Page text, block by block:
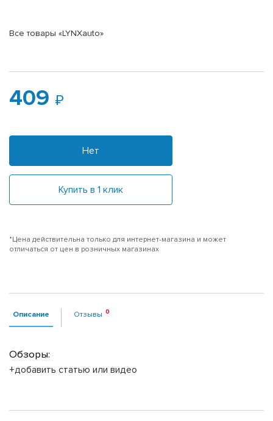
Все товары «LYNXauto»
409
Нет
Купить в 1 клик
*Цена действительна только для интернет-магазина и может
отличаться от цен в розничных магазинах
Описание Отзывы
Обзоры:
+добавить статью или видео